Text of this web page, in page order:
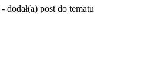
- dodał(a) post do tematu